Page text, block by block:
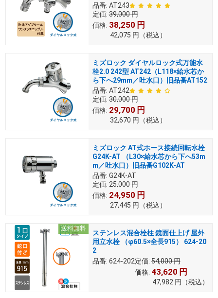
品番: AT243
定価: 39,000円
価格: 38,250 円
42,075 円 （税込）
ミズロック ダイヤルロック式万能水
栓2.0 242型 AT242（L118×給水芯か
ら下へ29mm／吐水口）旧品番AT152
品番: AT242
定価: 30,000円
価格: 29,700 円
32,670 円 （税込）
ミズロック AT式ホース接続回転水栓
G24K-AT （L30×給水芯から下へ53m
m／吐水口）旧品番G102K-AT
品番: G24K-AT
定価: 25,000円
価格: 24,950 円
27,445 円 （税込）
送料無料
ステンレス混合栓柱 鏡面仕上げ 屋外
用立水栓 （φ60.5×全長915） 624-20
2
品番: 624-202定価: 54,000円
価格: 43,620 円
47,982 円 （税込）